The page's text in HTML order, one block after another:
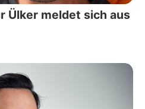
Ülker meldet sich aus